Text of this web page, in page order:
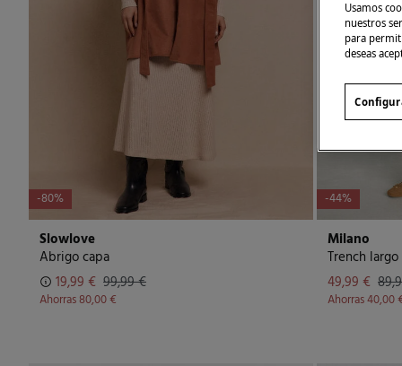
-80%
Slowlove
Abrigo capa
19,99 € 99,99 €
Ahorras80,00 €
-44%
Milano
Trench largo
49,99 €
Ahorras40,00
Usamos
nuestros
para
deseas